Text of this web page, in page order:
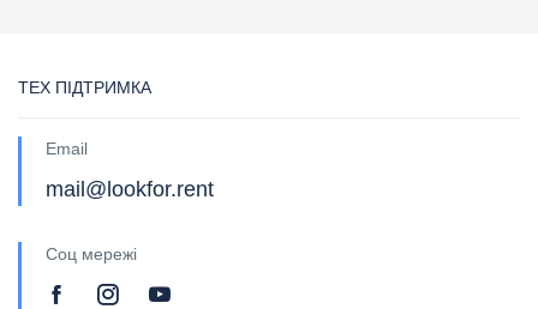
ТЕХ ПІДТРИМКА
Email
mail@lookfor.rent
Соц мережі